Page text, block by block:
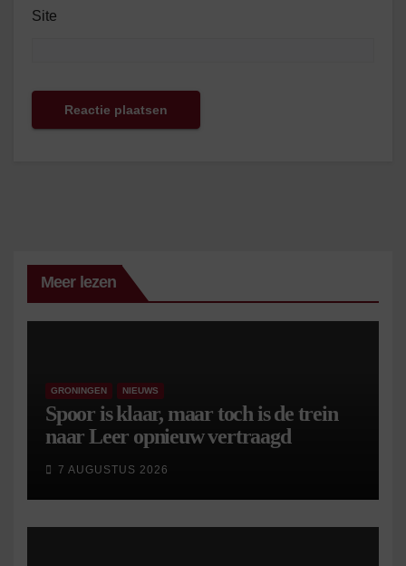
Site
Meer lezen
GRONINGEN NIEUWS
Spoor is klaar, maar toch is de trein
naar Leer opnieuw vertraagd
7 AUGUSTUS 2026